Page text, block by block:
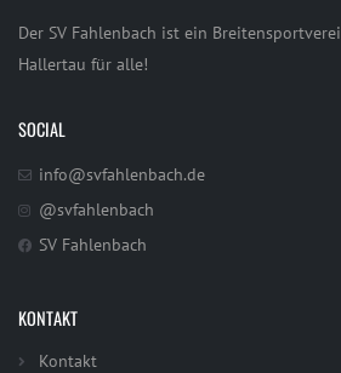
Der SV Fahlenbach ist ein
Hallertau für alle!
SOCIAL
info@svfahlenbach.de
@svfahlenbach
SV Fahlenbach
KONTAKT
Kontakt